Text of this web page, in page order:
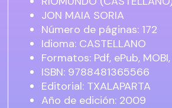
JON MAIA SORIA
Número de páginas: 172
Idioma: CASTELLANO
Formatos: Pdf, ePub, MOBI,
ISBN: 9788481365566
Editorial: TXALAPARTA
Año de edición: 2009